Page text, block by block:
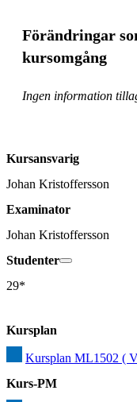
Förändringar
kursomgång
Ingen information
Kursansvarig
Johan Kristoffersson
Examinator
Johan Kristoffersson
Studenter
29*
Kursplan
Kursplan ML1502 (
Kurs-PM